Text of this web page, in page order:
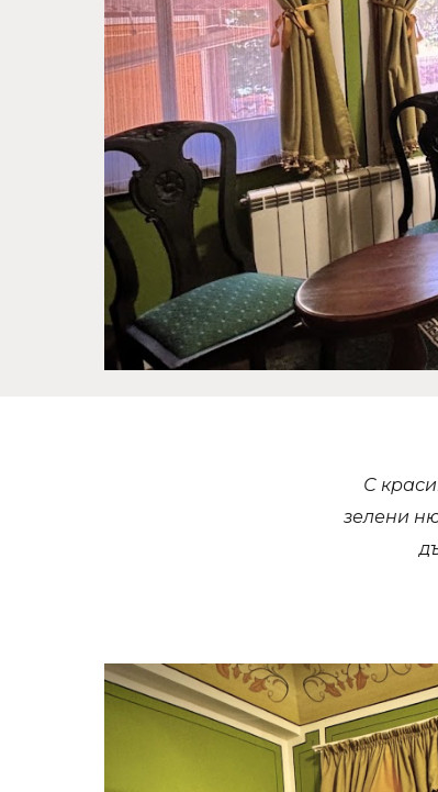
С
зелени